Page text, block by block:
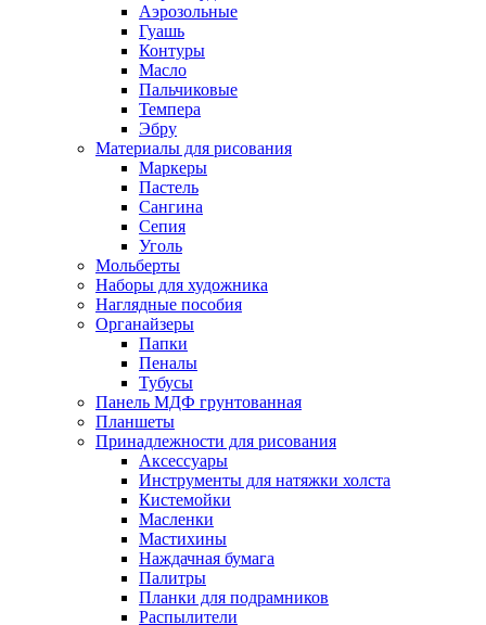
Аэрозольные
Гуашь
Контуры
Масло
Пальчиковые
Темпера
Эбру
Материалы для рисования
Маркеры
Пастель
Сангина
Сепия
Уголь
Мольберты
Наборы для художника
Наглядные пособия
Органайзеры
Папки
Пеналы
Тубусы
Панель МДФ грунтованная
Планшеты
Принадлежности для рисования
Аксессуары
Инструменты для натяжки холста
Кистемойки
Масленки
Мастихины
Наждачная бумага
Палитры
Планки для подрамников
Распылители